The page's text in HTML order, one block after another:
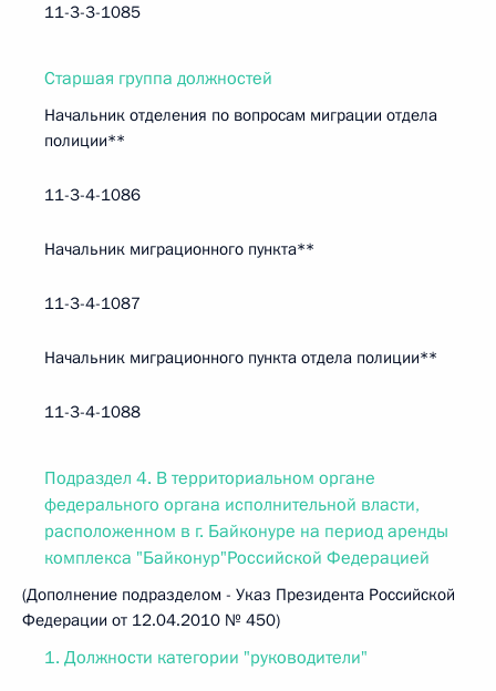
11-3-3-1085
Старшая группа должностей
Начальник отделения по вопросам миграции отдела
полиции**
11-3-4-1086
Начальник миграционного пункта**
11-3-4-1087
Начальник миграционного пункта отдела полиции**
11-3-4-1088
Подраздел 4. В территориальном органе
федерального органа исполнительной власти,
расположенном в г. Байконуре на период аренды
комплекса "Байконур"Российской Федерацией
(Дополнение подразделом - Указ Президента Российской
Федерации от 12.04.2010 № 450)
1. Должности категории "руководители"